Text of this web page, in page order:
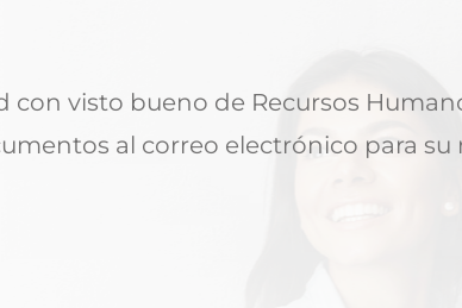
visto bueno de Recursos
al correo electrónico para su